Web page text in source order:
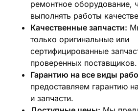
ремонтное оборудование,
выполнять работы
Качественные запчасти:
только оригинальные или
сертифицированные
проверенных поставщиков.
Гарантию на все виды
предоставляем гарантию
и запчасти.